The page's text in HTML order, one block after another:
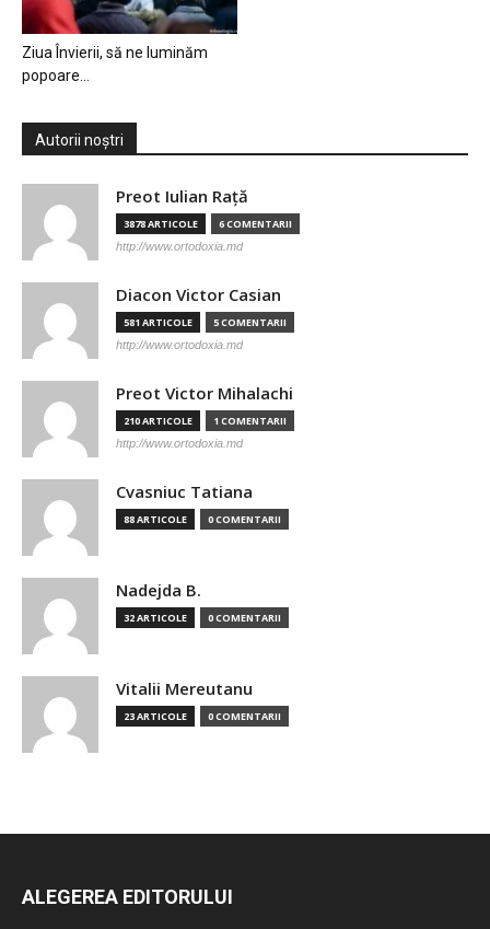
Ziua Învierii, să ne luminăm
popoare…
Autorii noștri
Preot Iulian Raţă
3878 ARTICOLE 6 COMENTARII
http://www.ortodoxia.md
Diacon Victor Casian
581 ARTICOLE 5 COMENTARII
http://www.ortodoxia.md
Preot Victor Mihalachi
210 ARTICOLE 1 COMENTARII
http://www.ortodoxia.md
Cvasniuc Tatiana
88 ARTICOLE 0 COMENTARII
Nadejda B.
32 ARTICOLE 0 COMENTARII
Vitalii Mereutanu
23 ARTICOLE 0 COMENTARII
ALEGEREA EDITORULUI